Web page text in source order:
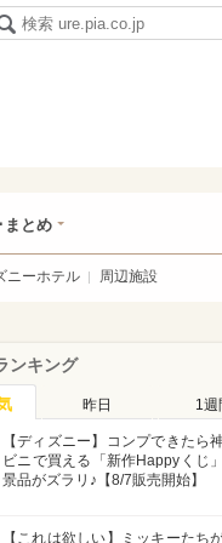
まとめ
ニーホテル 周辺施設
ンキング
昨日 1週
【ディズニー】コンプできたら
ビニで買える「新作Happyくじ
景品がズラリ♪【8/7販売開始】
【これは欲しい】ミッキーたち